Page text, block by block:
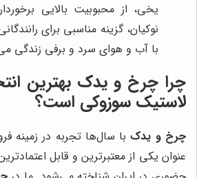
یخی، از محبوبیت بالایی
نوکیان، گزینه مناسبی برای
با آب و هوای سرد و برفی زندگی
چرا چرخ و یدک بهترین
لاستیک سوزوکی است؟
چرخ و یدکبا سال‌ها تجربه در زمینه
عنوان یکی از معتبرترین و قابل